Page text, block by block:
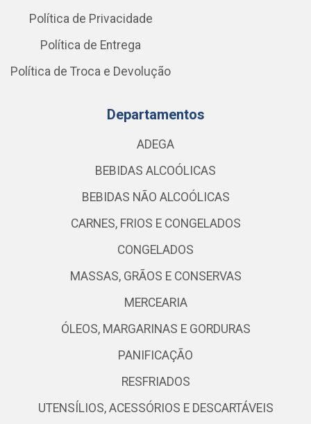
Política de Privacidade
Política de Entrega
Política de Troca e Devolução
Departamentos
ADEGA
BEBIDAS ALCOÓLICAS
BEBIDAS NÃO ALCOÓLICAS
CARNES, FRIOS E CONGELADOS
CONGELADOS
MASSAS, GRÃOS E CONSERVAS
MERCEARIA
ÓLEOS, MARGARINAS E GORDURAS
PANIFICAÇÃO
RESFRIADOS
UTENSÍLIOS, ACESSÓRIOS E DESCARTÁVEIS